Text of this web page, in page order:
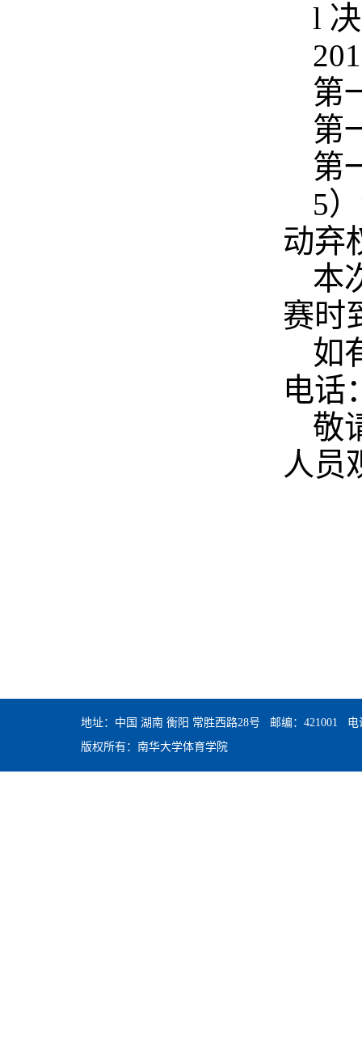
l
第
第
第
5
动弃
本
赛时
如
电话
敬
人员
地址：中国 湖南 衡阳 常胜西路28号 邮编：421001 电
版权所有：南华大学体育学院